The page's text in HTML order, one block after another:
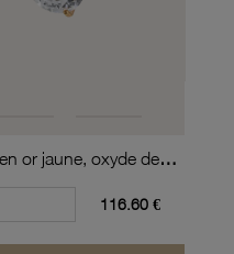
Boucles d'oreilles en or jaune, oxyde de zirconium (moyen modèle).
116.60 €